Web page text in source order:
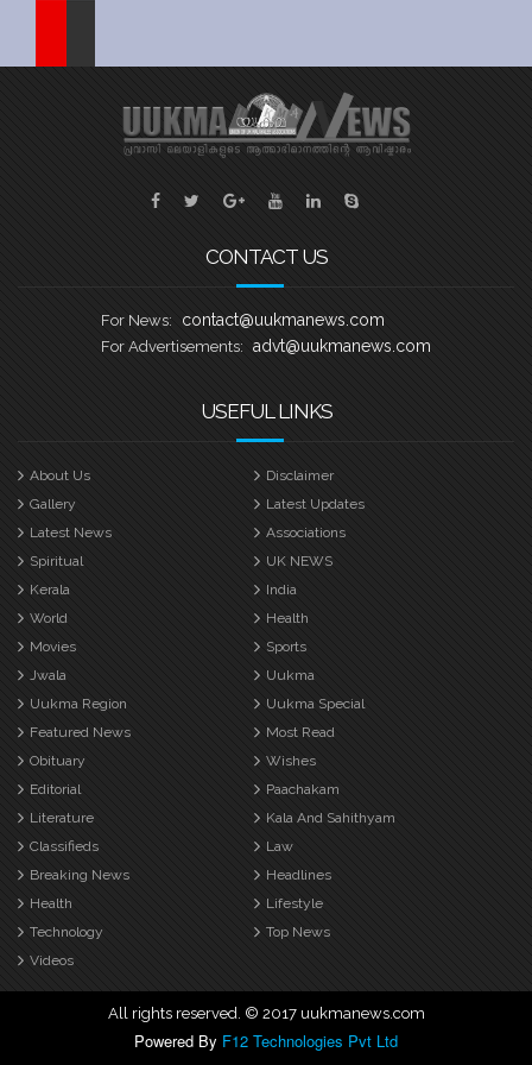
CONTACT US
For News: contact@uukmanews.com
For Advertisements: advt@uukmanews.com
USEFUL LINKS
About Us
Disclaimer
Gallery
Latest Updates
Latest News
Associations
Spiritual
UK NEWS
Kerala
India
World
Health
Movies
Sports
Jwala
Uukma
Uukma Region
Uukma Special
Featured News
Most Read
Obituary
Wishes
Editorial
Paachakam
Literature
Kala And Sahithyam
Classifieds
Law
Breaking News
Headlines
Health
Lifestyle
Technology
Top News
Videos
All rights reserved. © 2017 uukmanews.com
Powered By F12 Technologies Pvt Ltd